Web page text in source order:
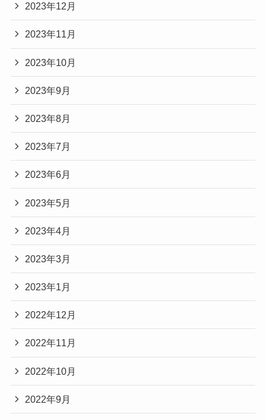
2023年12月
2023年11月
2023年10月
2023年9月
2023年8月
2023年7月
2023年6月
2023年5月
2023年4月
2023年3月
2023年1月
2022年12月
2022年11月
2022年10月
2022年9月